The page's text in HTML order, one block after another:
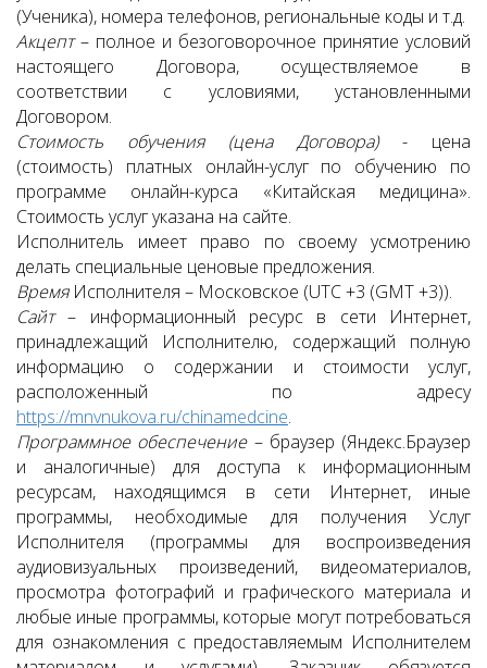
(Ученика), номера телефонов, региональные коды и т.д.
Акцепт– полное и безоговорочное принятие условий
настоящего Договора, осуществляемое в
соответствии с условиями, установленными
Договором.
Стоимость обучения (цена Договора)- цена
(стоимость) платных онлайн-услуг по обучению по
программе онлайн-курса «Китайская медицина».
Стоимость услуг указана на сайте.
Исполнитель имеет право по своему усмотрению
делать специальные ценовые предложения.
ВремяИсполнителя – Московское (UTC +3 (GMT +3)).
Сайт– информационный ресурс в сети Интернет,
принадлежащий Исполнителю, содержащий полную
информацию о содержании и стоимости услуг,
расположенный по адресу
https://mnvnukova.ru/chinamedcine.
Программное обеспечение– браузер (Яндекс.Браузер
и аналогичные) для доступа к информационным
ресурсам, находящимся в сети Интернет, иные
программы, необходимые для получения Услуг
Исполнителя (программы для воспроизведения
аудиовизуальных произведений, видеоматериалов,
просмотра фотографий и графического материала и
любые иные программы, которые могут потребоваться
для ознакомления с предоставляемым Исполнителем